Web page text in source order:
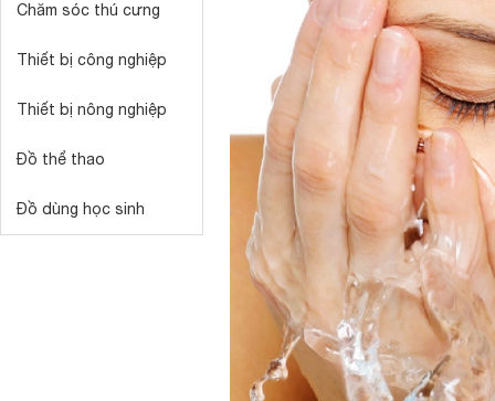
Chăm sóc thú cưng
Thiết bị công nghiệp
Thiết bị nông nghiệp
Đồ thể thao
Đồ dùng học sinh